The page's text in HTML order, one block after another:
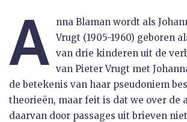
A
nna Blaman wordt als
Vrugt (1905-1960) geboren
van drie kinderen uit de
van Pieter Vrugt met
de betekenis van haar pseudoniem
theorieën, maar feit is dat we over de
daarvan door passages uit brieven